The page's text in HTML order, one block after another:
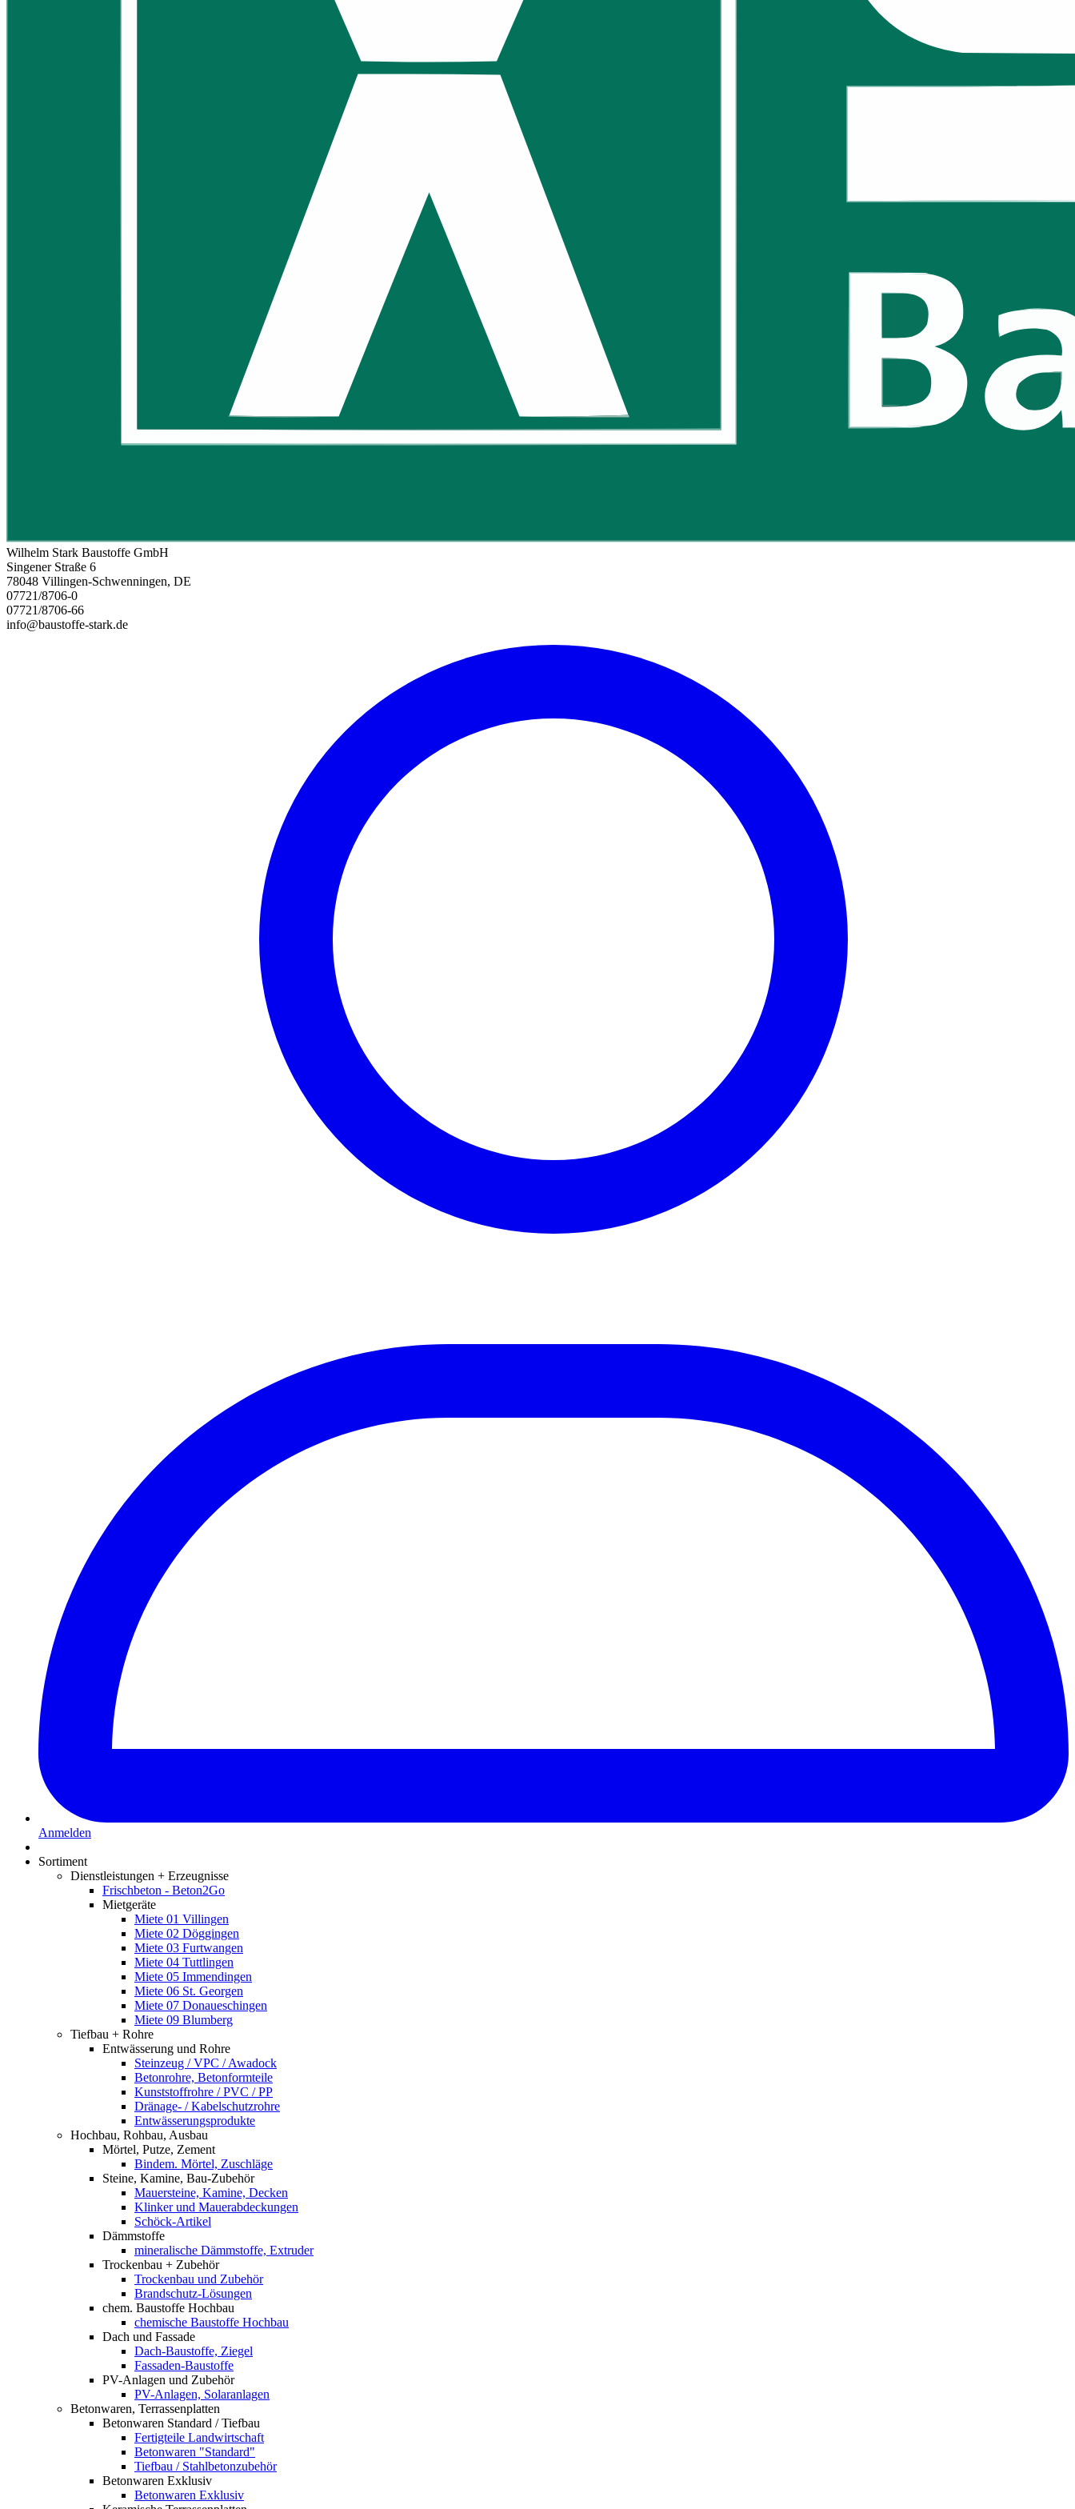
Wilhelm Stark Baustoffe GmbH
Singener Straße 6
78048 Villingen-Schwenningen, DE
07721/8706-0
07721/8706-66
info@baustoffe-stark.de
Anmelden
Sortiment
Dienstleistungen + Erzeugnisse
Frischbeton - Beton2Go
Mietgeräte
Miete 01 Villingen
Miete 02 Döggingen
Miete 03 Furtwangen
Miete 04 Tuttlingen
Miete 05 Immendingen
Miete 06 St. Georgen
Miete 07 Donaueschingen
Miete 09 Blumberg
Tiefbau + Rohre
Entwässerung und Rohre
Steinzeug / VPC / Awadock
Betonrohre, Betonformteile
Kunststoffrohre / PVC / PP
Dränage- / Kabelschutzrohre
Entwässerungsprodukte
Hochbau, Rohbau, Ausbau
Mörtel, Putze, Zement
Bindem. Mörtel, Zuschläge
Steine, Kamine, Bau-Zubehör
Mauersteine, Kamine, Decken
Klinker und Mauerabdeckungen
Schöck-Artikel
Dämmstoffe
mineralische Dämmstoffe, Extruder
Trockenbau + Zubehör
Trockenbau und Zubehör
Brandschutz-Lösungen
chem. Baustoffe Hochbau
chemische Baustoffe Hochbau
Dach und Fassade
Dach-Baustoffe, Ziegel
Fassaden-Baustoffe
PV-Anlagen und Zubehör
PV-Anlagen, Solaranlagen
Betonwaren, Terrassenplatten
Betonwaren Standard / Tiefbau
Fertigteile Landwirtschaft
Betonwaren "Standard"
Tiefbau / Stahlbetonzubehör
Betonwaren Exklusiv
Betonwaren Exklusiv